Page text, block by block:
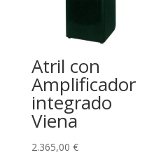
Atril con
Amplificador
integrado
Viena
2.365,00 €